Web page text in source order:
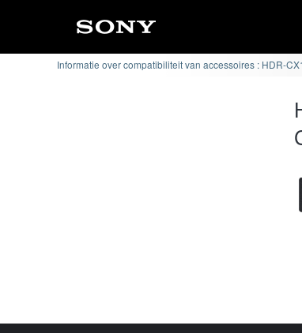
Informatie over compatibiliteit van accessoires : HDR-